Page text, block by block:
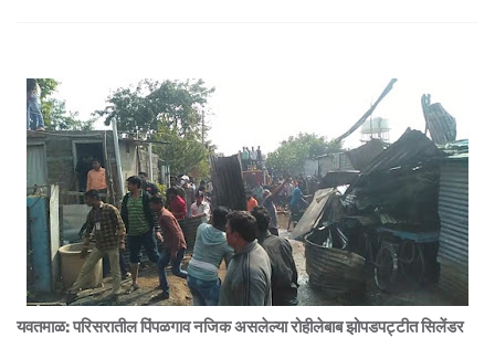
यवतमाळ: परिसरातील पिंपळगाव नजिक असलेल्या रोहीलेबाब झोपडपट्टीत सिलेंडर